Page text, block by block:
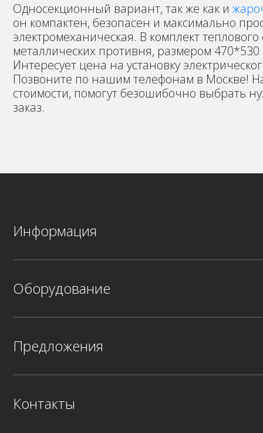
Односекционный вариант, так же как и
он компактен, безопасен и максимально
электромеханическая. В комплект
металлических противня, размером
Интересует цена на установку
Позвоните по нашим телефонам в Москве!
стоимости, помогут безошибочно выбрать
заказ.
Информация
Оборудование
Предложения
Контакты